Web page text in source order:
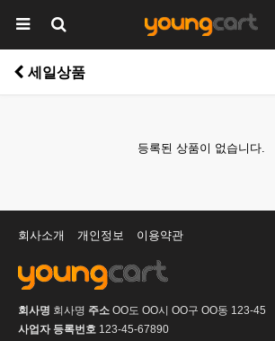
세일상품
등록된 상품이 없습니다.
회사소개 개인정보 이용약관
회사명 회사명 주소 OO도 OO시 OO구 OO동 123-45
사업자 등록번호 123-45-67890